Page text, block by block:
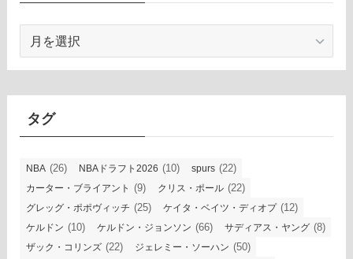
カ
イ
タグ
NBA (26) NBAドラフト2026 (10) spurs (22)
カーター・ブライアント (9) クリス・ポール (22)
グレッグ・ポポヴィッチ (25) ケイタ・ベイツ・ディオプ(12)
ケルドン (10) ケルドン・ジョンソン (66) サディアス・ヤング (8)
ザック・コリンズ (22) ジェレミー・ソーハン (50)